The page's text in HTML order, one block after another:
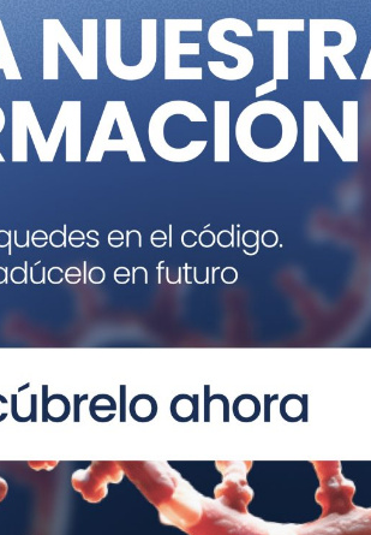
los ASOs conjugados a
la cantidad que se acumula en
B (apo B), buscando así
los ASOs conjugados a colesterol
donde su acción es menor, por
respecto a sus células diana, los
ligando específico para el receptor
impidiendo así que los ASOs se
estos
por
de